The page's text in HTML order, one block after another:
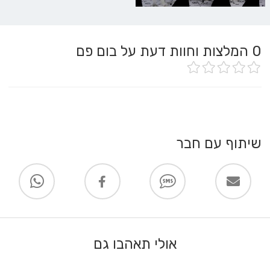
0 המלצות וחוות דעת על בום פם
שיתוף עם חבר
אולי תאהבו גם